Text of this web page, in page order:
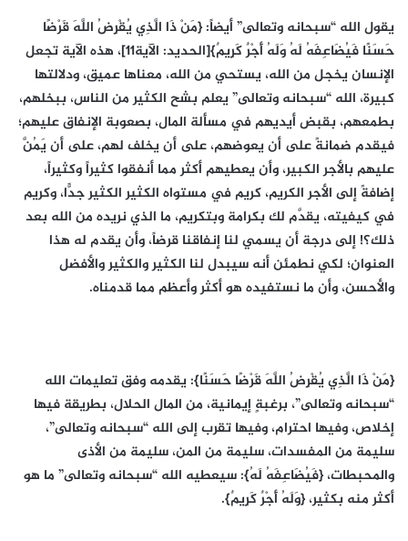
يقول الله “سبحانه وتعالى” أيضاً: {مَنْ ذَا الَّذِي يُقْرِضُ اللَّهَ قَرْضًا
حَسَنًا فَيُضَاعِفَهُ لَهُ وَلَهُ أَجْرٌ كَرِيمٌ}[الحديد: الآية11]، هذه الآية تجعل
الإنسان يخجل من الله، يستحي من الله، معناها عميق، ودلالتها
كبيرة، الله “سبحانه وتعالى” يعلم بشح الكثير من الناس، ببخلهم،
بطمعهم، بقبض أيديهم في مسألة المال، بصعوبة الإنفاق عليهم؛
فيقدم ضمانةً على أن يعوضهم، على أن يخلف لهم، على أن يَمُنَّ
عليهم بالأجر الكبير، وأن يعطيهم أكثر مما أنفقوا كثيراً وكثيراً،
إضافةً إلى الأجر الكريم، كريم في مستواه الكثير الكثير جدًّا، وكريم
في كيفيته، يقدَّم لك بكرامة وبتكريم، ما الذي نريده من الله بعد
ذلك؟! إلى درجة أن يسمي لنا إنفاقنا قرضاً، وأن يقدم له هذا
العنوان؛ لكي نطمئن أنه سيبدل لنا الكثير والكثير والأفضل
والأحسن، وأن ما نستفيده هو أكثر وأعظم مما قدمناه.
{مَنْ ذَا الَّذِي يُقْرِضُ اللَّهَ قَرْضًا حَسَنًا}: يقدمه وفق تعليمات الله
“سبحانه وتعالى”، برغبةٍ إيمانية، من المال الحلال، بطريقة فيها
إخلاص، وفيها احترام، وفيها تقرب إلى الله “سبحانه وتعالى”،
سليمة من المفسدات، سليمة من المن، سليمة من الأذى
والمحبطات، {فَيُضَاعِفَهُ لَهُ}: سيعطيه الله “سبحانه وتعالى” ما هو
أكثر منه بكثير، {وَلَهُ أَجْرٌ كَرِيمٌ}.